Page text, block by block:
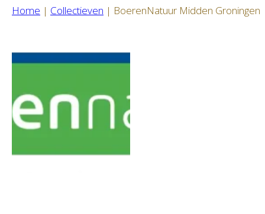
Home | Collectieven | BoerenNatuur Midden Groningen